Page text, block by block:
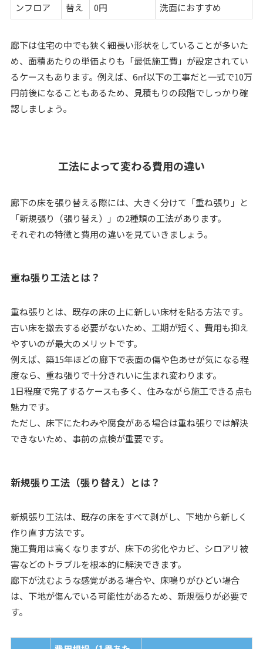
ンフロア
替え
0円
洗面におすすめ
廊下は住宅の中でも狭く細長い形状をしていることが多いた
め、面積あたりの単価よりも「最低施工費」が設定されてい
るケースもあります。例えば、6㎡以下の工事だと一式で10万
円前後になることもあるため、見積もりの段階でしっかり確
認しましょう。
工法によって変わる費用の違い
廊下の床を張り替える際には、大きく分けて「重ね張り」と
「新規張り（張り替え）」の2種類の工法があります。
それぞれの特徴と費用の違いを見ていきましょう。
重ね張り工法とは？
重ね張りとは、既存の床の上に新しい床材を貼る方法です。
古い床を撤去する必要がないため、工期が短く、費用も抑え
やすいのが最大のメリットです。
例えば、築15年ほどの廊下で表面の傷や色あせが気になる程
度なら、重ね張りで十分きれいに生まれ変わります。
1日程度で完了するケースも多く、住みながら施工できる点も
魅力です。
ただし、床下にたわみや腐食がある場合は重ね張りでは解決
できないため、事前の点検が重要です。
新規張り工法（張り替え）とは？
新規張り工法は、既存の床をすべて剥がし、下地から新しく
作り直す方法です。
施工費用は高くなりますが、床下の劣化やカビ、シロアリ被
害などのトラブルを根本的に解決できます。
廊下が沈むような感覚がある場合や、床鳴りがひどい場合
は、下地が傷んでいる可能性があるため、新規張りが必要で
す。